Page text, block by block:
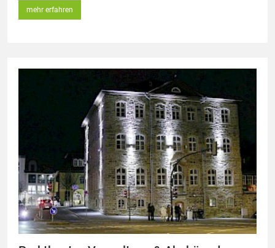
mehr erfahren